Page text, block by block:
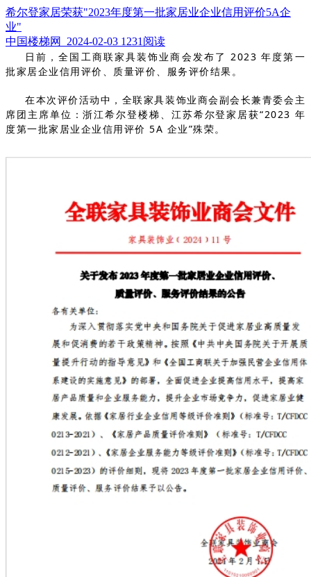
希尔登家居荣获"2023年度第一批家居业企业信用评价5A企
业"
中国楼梯网 2024-02-03 1231阅读
日前，全国工商联家具装饰业商会发布了 2023 年度第一
批家居企业信用评价、质量评价、服务评价结果。
在本次评价活动中， 全联家具装饰业商会副会长兼青委会主
席团主席单位：浙江希尔登楼梯、江苏希尔登家居获“2023 年
度第一批家居业企业信用评价 5A 企业”殊荣。